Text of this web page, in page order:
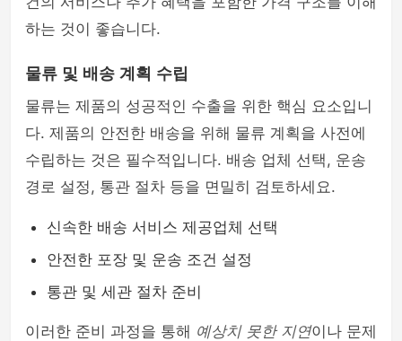
하는 것이 좋습니다.
물류 및 배송 계획 수립
물류는 제품의 성공적인 수출을 위한 핵심 요소입니
다. 제품의 안전한 배송을 위해 물류 계획을 사전에
수립하는 것은 필수적입니다. 배송 업체 선택, 운송
경로 설정, 통관 절차 등을 면밀히 검토하세요.
신속한 배송 서비스 제공업체 선택
안전한 포장 및 운송 조건 설정
통관 및 세관 절차 준비
이러한 준비 과정을 통해 예상치 못한 지연이나 문제